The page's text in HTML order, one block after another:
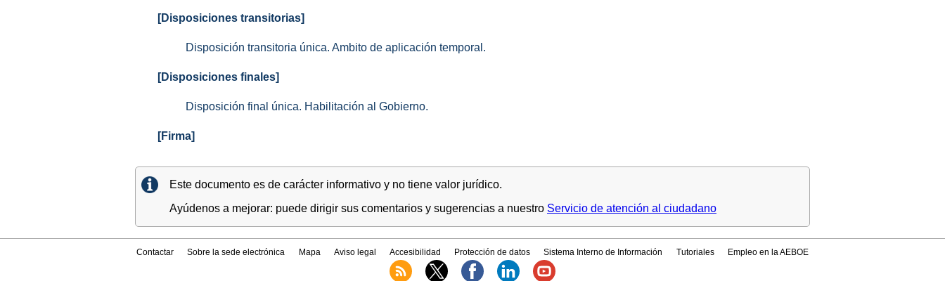
[Disposiciones transitorias]
Disposición transitoria única. Ambito de aplicación temporal.
[Disposiciones finales]
Disposición final única. Habilitación al Gobierno.
[Firma]
Este documento es de carácter informativo y no tiene valor jurídico.
Ayúdenos a mejorar: puede dirigir sus comentarios y sugerencias a nuestro Servicio de atención al ciudadano
Contactar Sobre la sede electrónica Mapa Aviso legal Accesibilidad Protección de datos Sistema Interno de Información Tutoriales Empleo en la AEBOE